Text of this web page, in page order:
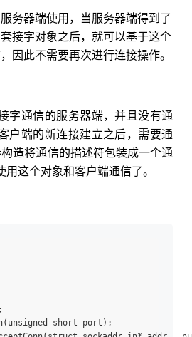
务器端使用，当服务器端得到了
接字对象之后，就可以基于这个
因此不需要再次进行连接操作。
字通信的服务器端，并且没有通
户端的新连接建立之后，需要通
构造将通信的描述符包装成一个通
这个对象和客户端通信了。
short port);